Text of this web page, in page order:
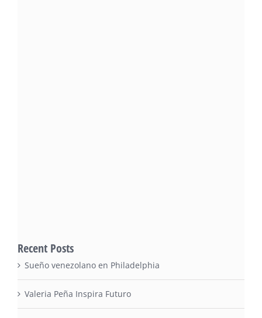
Recent Posts
Sueño venezolano en Philadelphia
Valeria Peña Inspira Futuro